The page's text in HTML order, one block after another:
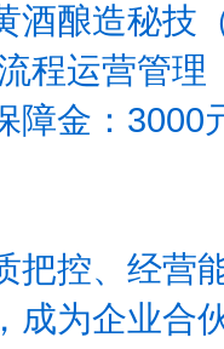
酒酿造秘技
程运营管理
障金：
把控、经营
成为企业合